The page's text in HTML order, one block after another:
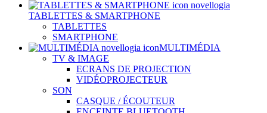
TABLETTES & SMARTPHONE
TABLETTES
SMARTPHONE
MULTIMÉDIA
TV & IMAGE
ECRANS DE PROJECTION
VIDÉOPROJECTEUR
SON
CASQUE / ÉCOUTEUR